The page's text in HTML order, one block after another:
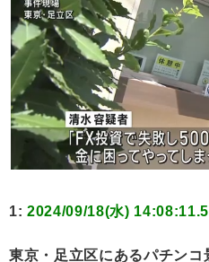
1: 2024/09/18(水)
東京・足立区にあるパチン